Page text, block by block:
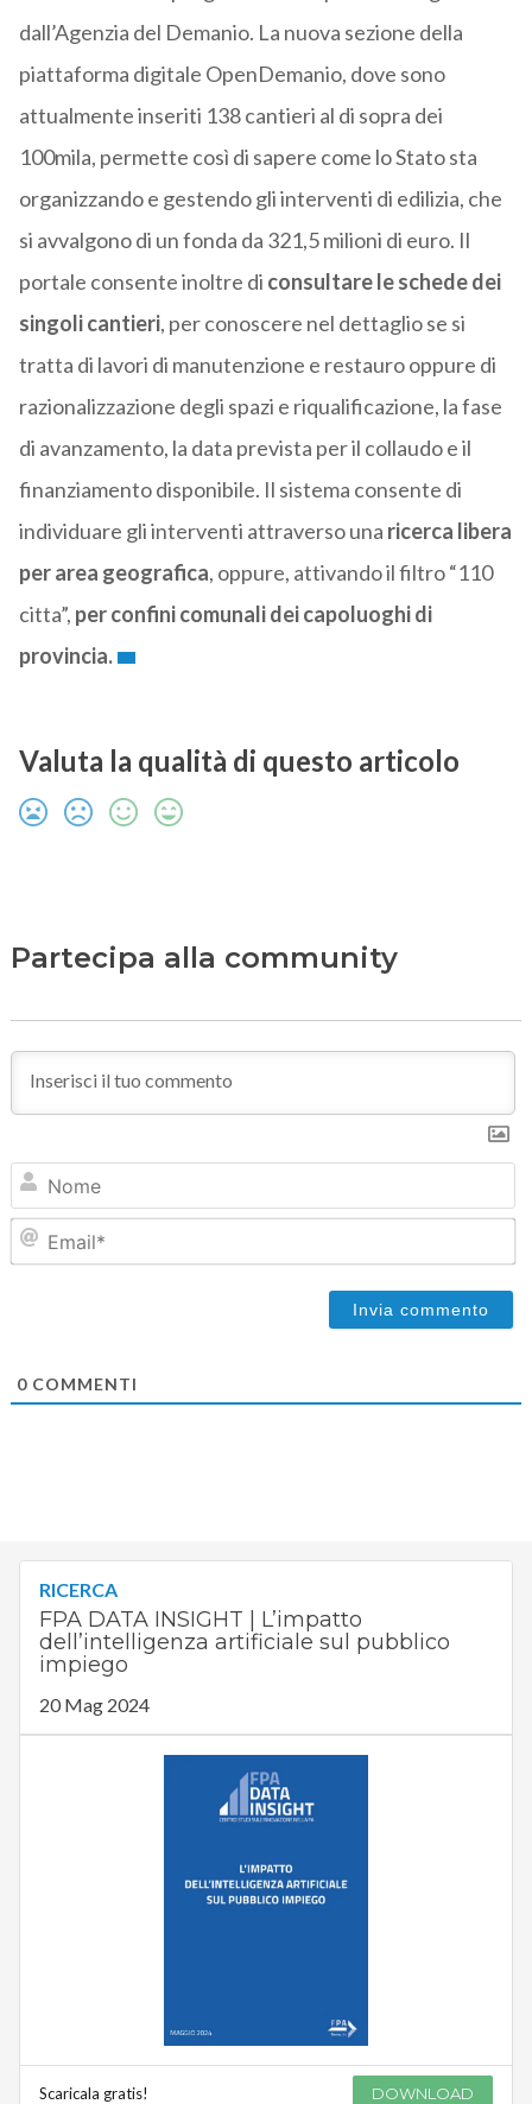
dall’Agenzia del Demanio. La nuova sezione della
piattaforma digitale OpenDemanio, dove sono
attualmente inseriti 138 cantieri al di sopra dei
100mila, permette così di sapere come lo Stato sta
organizzando e gestendo gli interventi di edilizia, che
si avvalgono di un fonda da 321,5 milioni di euro. Il
portale consente inoltre di consultare le schede dei
singoli cantieri, per conoscere nel dettaglio se si
tratta di lavori di manutenzione e restauro oppure di
razionalizzazione degli spazi e riqualificazione, la fase
di avanzamento, la data prevista per il collaudo e il
finanziamento disponibile. Il sistema consente di
individuare gli interventi attraverso una ricerca libera
per area geografica, oppure, attivando il filtro “110
citta”, per confini comunali dei capoluoghi di
provincia.
Valuta la qualità di questo articolo
Partecipa alla community
0COMMENTI
RICERCA
FPA DATA INSIGHT | L’impatto
dell’intelligenza artificiale sul pubblico
impiego
20 Mag 2024
Scaricala gratis! DOWNLOAD